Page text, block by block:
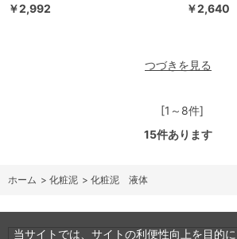
￥2,992 ￥2,640
つづきを見る
[1～8件]
15件あります
ホーム > 化粧泥 > 化粧泥 液体
当サイトでは、サイトの利便性向上を目的